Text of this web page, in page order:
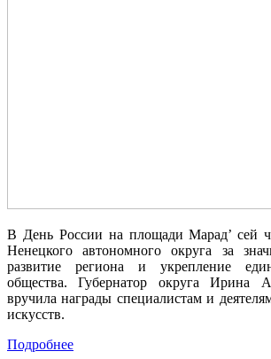
В День России на площади Марад’ сей
Ненецкого автономного округа за
развитие региона и укрепление
общества. Губернатор округа Ирина
вручила награды специалистам и
искусств.
Подробнее